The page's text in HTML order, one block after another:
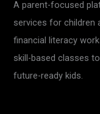
A parent-focused
services for children
financial literacy
skill-based classes
future-ready kids.